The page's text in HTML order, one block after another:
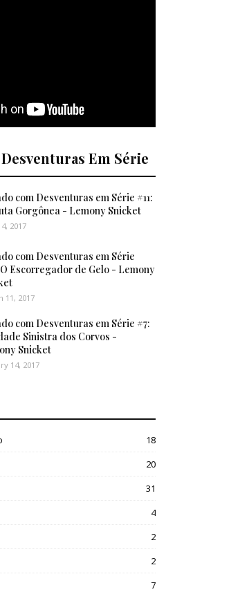
Em Série
com Desventuras em Série #11:
Gorgônea - Lemony Snicket
2017
com Desventuras em Série
Escorregador de Gelo - Lemony
11, 2017
com Desventuras em Série #7:
Sinistra dos Corvos -
Snicket
14, 2017
18
20
31
4
2
2
7